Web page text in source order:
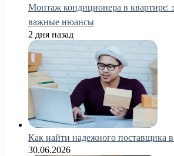
Монтаж кондиционера в квартире:
важные нюансы
2 дня назад
Как найти надежного поставщика
30.06.2026